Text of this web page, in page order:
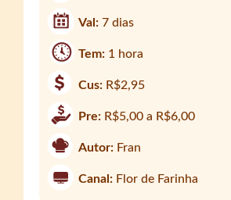
Val:7 dias
Tem: 1 hora
Cus: R$2,95
Pre: R$5,00 a R$6,00
Autor: Fran
Canal: Flor de Farinha